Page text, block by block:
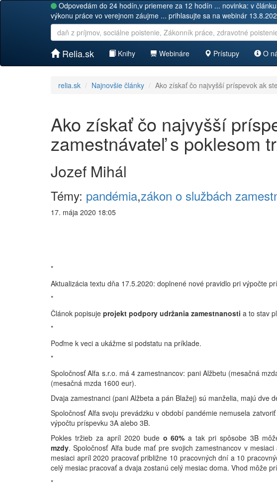
Odpovedám do 24 hodín,v priemere za 12 hodín ... novinka: v
výkonu práce vo verejnom záujme ... prihlasujte sa na webinár
Relia.sk Knihy Webináre Prístupy O
relia.sk Najnovšie články Ako získať čo najvyšší príspevok ak
Ako získať čo najvyšší
zamestnávateľ s poklesom
Jozef Mihál
Témy: pandémia,zákon o službách
17. mája 2020 18:05
*
Aktualizácia textu dňa 17.5.2020: doplnené nové pravidlo pri výpočte
*
Článok popisuje projekt podpory udržania zamestnanosti a to stav
*
Poďme k veci a ukážme si podstatu na príklade.
*
Spoločnosť Alfa s.r.o. má 4 zamestnancov: pani Alžbetu (mesačná
(mesačná mzda 1600 eur).
Dvaja zamestnanci (pani Alžbeta a pán Blažej) sú manželia, majú
Spoločnosť Alfa svoju prevádzku v období pandémie nemusela
výpočtu príspevku 3A alebo 3B.
Pokles tržieb za apríl 2020 bude o 60% a tak pri spôsobe 3B
mzdy. Spoločnosť Alfa bude mať pre svojich zamestnancov v
mesiaci apríl 2020 pracovať približne 10 pracovných dní a 10
celý mesiac pracovať a dvaja zostanú celý mesiac doma. Vhod môže
*